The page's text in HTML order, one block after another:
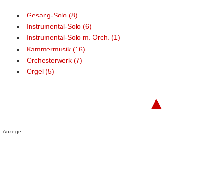
Gesang-Solo (8)
Instrumental-Solo (6)
Instrumental-Solo m. Orch. (1)
Kammermusik (16)
Orchesterwerk (7)
Orgel (5)
▲
Anzeige